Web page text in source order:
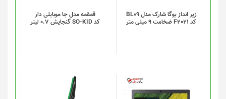
زیر انداز یوگا شارک مدل BL09
کد F2021 ضخامت 9 میلی متر
قمقمه مدل جا موبایلی دار
کد SO-KID گنجایش 0.7 لیتر
گزینه
ها